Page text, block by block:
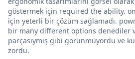
göstermek için required the ability.
için yeterli bir çözüm sağlamadı.
bir many different options denediler
parçasıymış gibi görünmüyordu ve
zordu.